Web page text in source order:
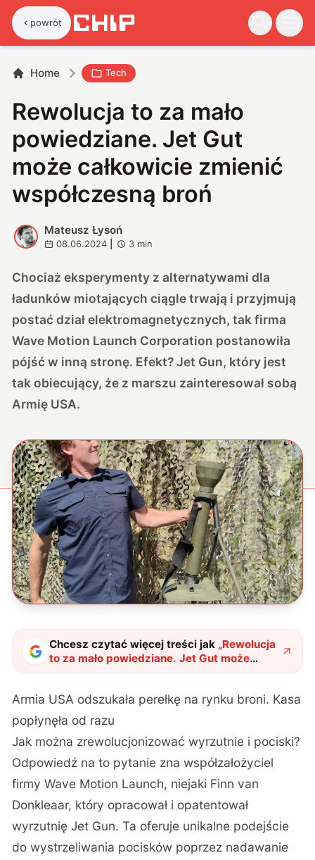
powrót
Home Tech
Rewolucja to za mało
powiedziane. Jet Gut
może całkowicie zmienić
współczesną broń
M
Mateusz Łysoń
08.06.2024 3 min
Chociaż eksperymenty z alternatywami dla
ładunków miotających ciągle trwają i przyjmują
postać dział elektromagnetycznych, tak firma
Wave Motion Launch Corporation postanowiła
pójść w inną stronę. Efekt? Jet Gun, który jest
tak obiecujący, że z marszu zainteresował sobą
Armię USA.
Chcesz czytać więcej treści jak „Rewolucja
to za mało powiedziane. Jet Gut może
całkowicie zmienić współczesną broń"?
Armia USA odszukała perełkę na rynku broni. Kasa
popłynęła od razu
Jak można zrewolucjonizować wyrzutnie i pociski?
Odpowiedź na to pytanie zna współzałożyciel
firmy Wave Motion Launch, niejaki Finn van
Donkleaar, który opracował i opatentował
wyrzutnię Jet Gun. Ta oferuje unikalne podejście
do wystrzeliwania pocisków poprzez nadawanie